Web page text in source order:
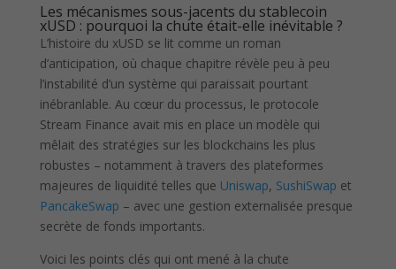
Les mécanismes sous-jacents du stablecoin
xUSD : pourquoi la chute était-elle inévitable ?
L’histoire du xUSD se lit comme un roman
d’anticipation, où chaque chapitre révèle peu à peu
l’instabilité d’un système qui paraissait pourtant
inébranlable. Au cœur du processus, le protocole
Stream Finance avait mis en place un modèle qui
mêlait des stratégies sur les blockchains les plus
robustes – notamment à travers des plateformes
majeures de liquidité telles que Uniswap, SushiSwap et
PancakeSwap – avec une gestion externalisée presque
secrète de fonds importants.
Voici les points clés qui ont mené à la chute